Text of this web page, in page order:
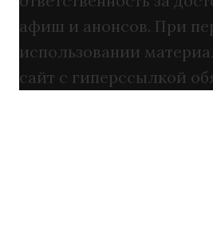
афиш и анонсов. При
использовании
сайт с гиперссылкой